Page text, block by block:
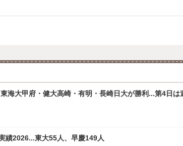
東海大甲府・健大高崎・有明・長崎日大が勝利...第4日
績2026...東大55人、早慶149人